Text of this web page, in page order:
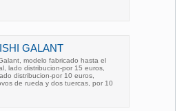
GALANT
modelo fabricado hasta el
lado distribucion-por 15 euros,
distribucion-por 10 euros,
de rueda y dos tuercas, por 10